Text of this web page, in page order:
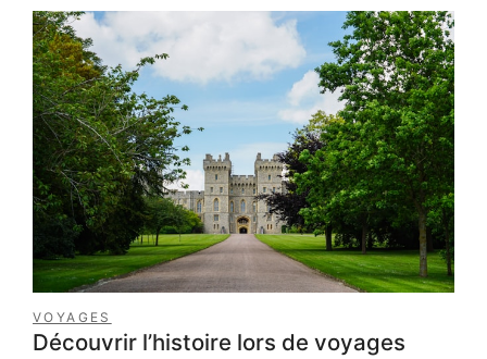
votre
canette
rôtie
au
four
VOYAGES
Découvrir l’histoire lors de voyages